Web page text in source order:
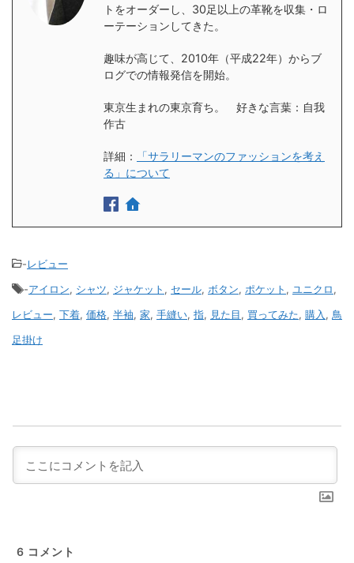
トをオーダーし、30足以上の革靴を収集・ロ
ーテーションしてきた。
趣味が高じて、2010年（平成22年）からブ
ログでの情報発信を開始。
東京生まれの東京育ち。 好きな言葉：自我
作古
詳細：
「サラリーマンのファッションを考え
る」について
-レビュー
-アイロン, シャツ, ジャケット , セール, ボタン, ポケット , ユニクロ,
レビュー, 下着, 価格, 半袖, 家, 手縫い, 指, 見た目, 買ってみた, 購入 , 鳥
足掛け
6 コメント